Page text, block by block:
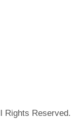
Rights Reserved.